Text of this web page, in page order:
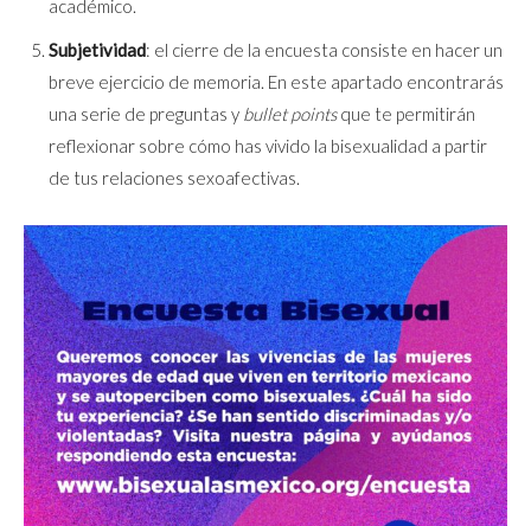
académico.
Subjetividad: el cierre de la encuesta consiste en hacer un
breve ejercicio de memoria. En este apartado encontrarás
una serie de preguntas y bullet pointsque te permitirán
reflexionar sobre cómo has vivido la bisexualidad a partir
de tus relaciones sexoafectivas.